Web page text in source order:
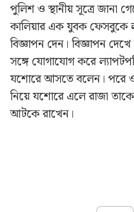
পুলিশ ও স্থানীয় সূত্রে জানা
কালিয়ার এক যুবক ফেসবুকে
বিজ্ঞাপন দেন। বিজ্ঞাপন
সঙ্গে যোগাযোগ করে
যশোরে আসতে বলেন। পরে
নিয়ে যশোরে এলে রাজা
আটকে রাখেন।